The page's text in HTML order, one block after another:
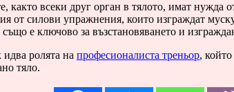
както всеки друг орган в тялото, имат нужда
от силови упражнения, които изграждат
е ключово за възстановяването и
идва ролята на професионалиста треньор,
тяло.